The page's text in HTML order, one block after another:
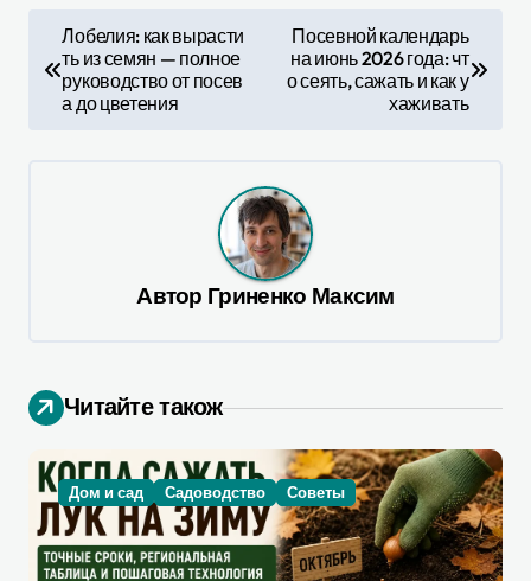
п
о
з
а
п
Лобелия: как вырасти
ть из семян — полное
руководство от посев
а до цветения
Посевной календарь
на июнь 2026 года: чт
о сеять, сажать и как у
хаживать
Автор Гриненко Максим
Читайте також
Дом и сад Садоводство Советы